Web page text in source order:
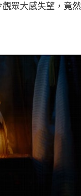
眾大感失望，竟然